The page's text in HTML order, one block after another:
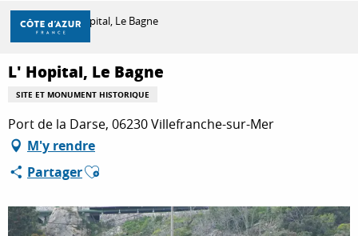
Aller
contenu
principal
DÉCOUVRIR
À FAIRE
SÉJOURNER
Accueil L' Hopital, Le Bagne
L' Hopital, Le Bagne
SITE ET MONUMENT HISTORIQUE
Port de la Darse, 06230 Villefranche-sur-Mer
M'y rendre
PartagerAjouter aux favoris